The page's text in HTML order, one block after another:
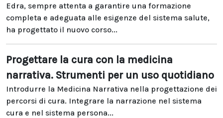
Edra, sempre attenta a garantire una formazione
completa e adeguata alle esigenze del sistema salute,
ha progettato il nuovo corso...
Progettare la cura con la medicina
narrativa. Strumenti per un uso quotidiano
Introdurre la Medicina Narrativa nella progettazione dei
percorsi di cura. Integrare la narrazione nel sistema
cura e nel sistema persona...